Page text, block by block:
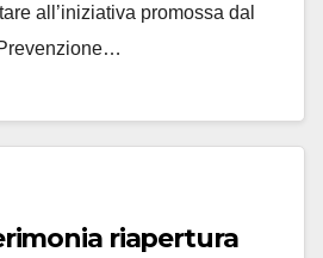
all’iniziativa promossa dal
riapertura